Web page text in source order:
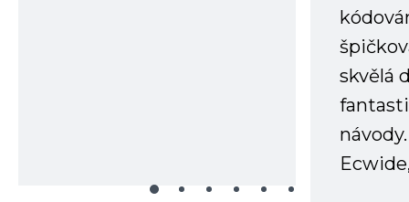
skvělá